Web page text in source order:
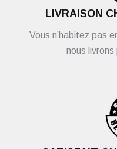
LIVRAISON
Vous n’habitez pas
nous